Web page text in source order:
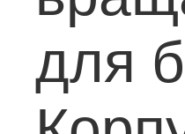
для